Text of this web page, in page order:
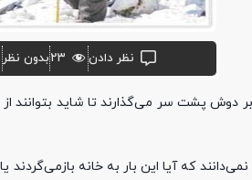
نظر دادن ۲۳بدون نظر
دوش پشت سر می‌گذارند تا شاید بتوانند از
که آیا این بار به خانه بازمی‌گردند